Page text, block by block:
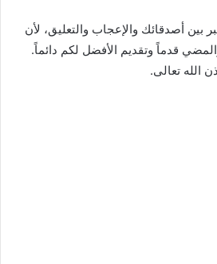
بين أصدقائك والإعجاب والتعليق، لأن
قدماً وتقديم الأفضل لكم دائماً.
الله تعالى.